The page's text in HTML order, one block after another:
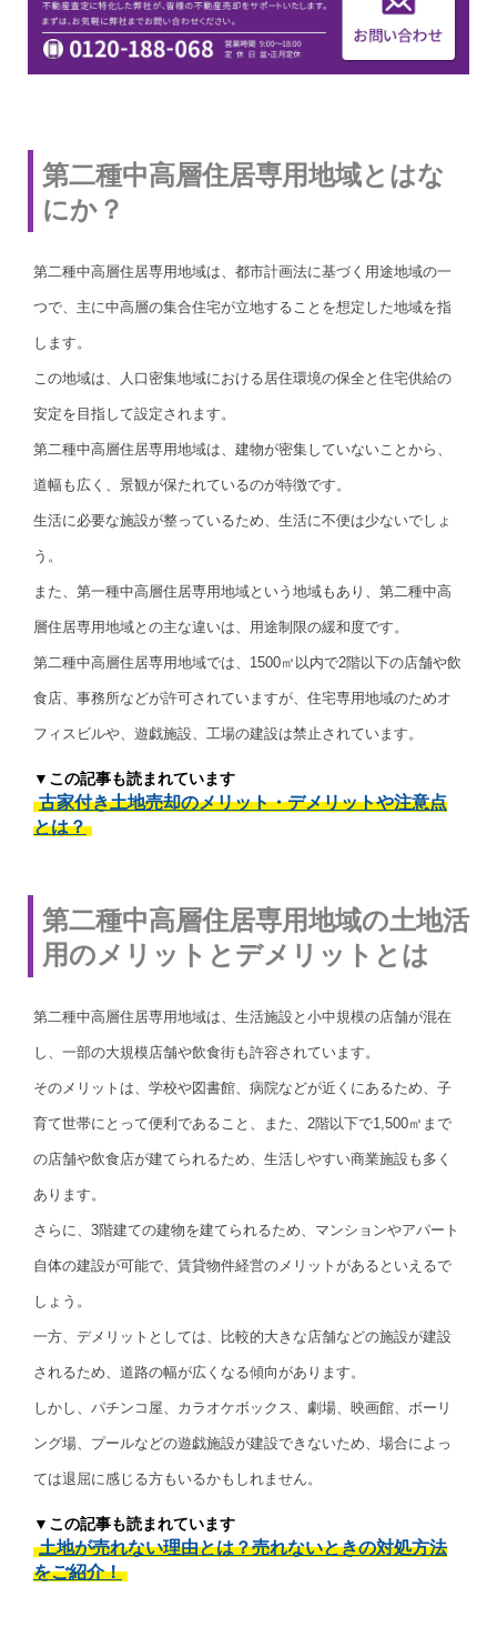
第二種中高層住居専用地域とはな
にか？
第二種中高層住居専用地域は、都市計画法に基づく用途地域の一
つで、主に中高層の集合住宅が立地することを想定した地域を指
します。
この地域は、人口密集地域における居住環境の保全と住宅供給の
安定を目指して設定されます。
第二種中高層住居専用地域は、建物が密集していないことから、
道幅も広く、景観が保たれているのが特徴です。
生活に必要な施設が整っているため、生活に不便は少ないでしょ
う。
また、第一種中高層住居専用地域という地域もあり、第二種中高
層住居専用地域との主な違いは、用途制限の緩和度です。
第二種中高層住居専用地域では、1500㎡以内で2階以下の店舗や飲
食店、事務所などが許可されていますが、住宅専用地域のためオ
フィスビルや、遊戯施設、工場の建設は禁止されています。
▼この記事も読まれています
古家付き土地売却のメリット・デメリットや注意点
とは？
第二種中高層住居専用地域の土地活
用のメリットとデメリットとは
第二種中高層住居専用地域は、生活施設と小中規模の店舗が混在
し、一部の大規模店舗や飲食街も許容されています。
そのメリットは、学校や図書館、病院などが近くにあるため、子
育て世帯にとって便利であること、また、2階以下で1,500㎡まで
の店舗や飲食店が建てられるため、生活しやすい商業施設も多く
あります。
さらに、3階建ての建物を建てられるため、マンションやアパート
自体の建設が可能で、賃貸物件経営のメリットがあるといえるで
しょう。
一方、デメリットとしては、比較的大きな店舗などの施設が建設
されるため、道路の幅が広くなる傾向があります。
しかし、パチンコ屋、カラオケボックス、劇場、映画館、ボーリ
ング場、プールなどの遊戯施設が建設できないため、場合によっ
ては退屈に感じる方もいるかもしれません。
▼この記事も読まれています
土地が売れない理由とは？売れないときの対処方法
をご紹介！